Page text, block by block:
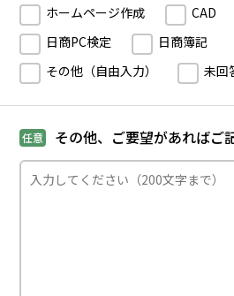
ホームページ作成
CAD
日商PC検定
日商簿記
その他（自由入力）
未回
その他、ご要望があればご
任意